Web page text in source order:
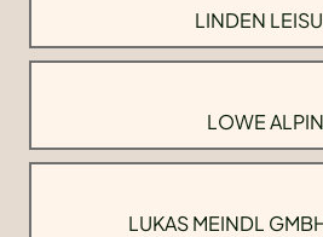
LINDEN
LOWE
LUKAS MEINDL